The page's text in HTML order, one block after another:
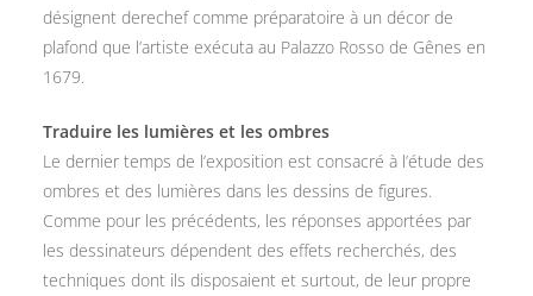
désignent derechef comme préparatoire à un décor de
plafond que l’artiste exécuta au Palazzo Rosso de Gênes en
1679.
Traduire les lumières et les ombres
Le dernier temps de l’exposition est consacré à l’étude des
ombres et des lumières dans les dessins de figures.
Comme pour les précédents, les réponses apportées par
les dessinateurs dépendent des effets recherchés, des
techniques dont ils disposaient et surtout, de leur propre